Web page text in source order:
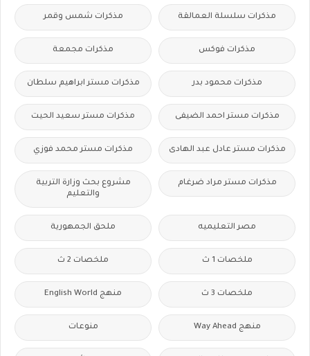
مذكرات سلسلة العمالقة مذكرات شمس وقمر
مذكرات فوكس مذكرات مجمعة
مذكرات محمود بدر مذكرات مستر ابراهيم سلطان
مذكرات مستر احمد الضيفى مذكرات مستر سعيد الحيت
مذكرات مستر عادل عبد الهادى مذكرات مستر محمد فوزي
مذكرات مستر مراد ضرغام
مشروع بحث وزارة التربية
والتعليم
مصر التعليميه ملحق الجمهورية
ملخصات 1 ث ملخصات 2 ث
ملخصات 3 ث منهج English World
منهج Way Ahead منوعات